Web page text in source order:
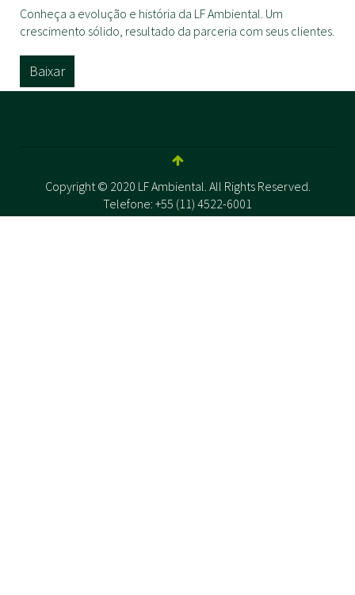
Conheça a evolução e história da LF Ambiental. Um
crescimento sólido, resultado da parceria com seus clientes.
Baixar
Copyright © 2020 LF Ambiental. All Rights Reserved.
Telefone: +55 (11) 4522-6001